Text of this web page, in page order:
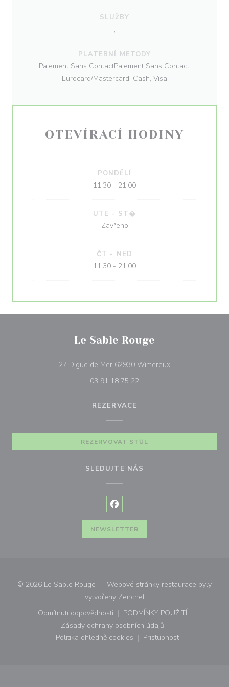
SLUŽBY
,
PLATEBNÍ METODY
Paiement Sans ContactPaiement Sans Contact,
Eurocard/Mastercard, Cash, Visa
OTEVÍRACÍ HODINY
PONDĚLÍ
11:30 - 21:00
UTE - ST�
Zavřeno
ČT - NED
11:30 - 21:00
Le Sable Rouge
27 Digue de Mer 62930 Wimereux((otevře se v
03 91 18 75 22
REZERVACE
REZERVOVAT STŮL
SLEDUJTE NÁS
Facebook ((otevře se v novém
NEWSLETTER
© 2026 Le Sable Rouge — Webové stránky restaurace byly
vytvořeny Zenchef((otevře se v novém okně))
Odmítnutí odpovědnosti
((otevře se v novém okně))
PODMÍNKY POUŽITÍ
((otevře se v novém
Zásady ochrany osobních údajů
((otevře se v novém okně))
Politika ohledně cookies
((otevře se v novém okně))
Pristupnost
((otevře se v novém